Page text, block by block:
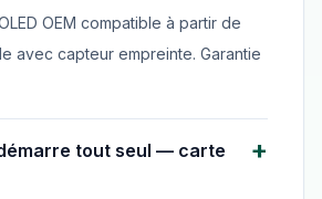
OEM compatible à partir de
avec capteur empreinte. Garantie
tout seul — carte
+